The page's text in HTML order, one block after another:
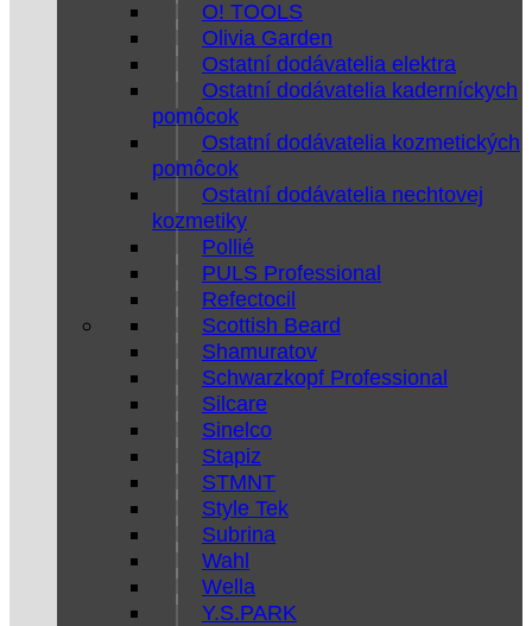
O! TOOLS
Olivia Garden
Ostatní dodávatelia elektra
Ostatní dodávatelia kaderníckych
pomôcok
Ostatní dodávatelia kozmetických
pomôcok
Ostatní dodávatelia nechtovej
kozmetiky
Pollié
PULS Professional
Refectocil
Scottish Beard
Shamuratov
Schwarzkopf Professional
Silcare
Sinelco
Stapiz
STMNT
Style Tek
Subrina
Wahl
Wella
Y.S.PARK